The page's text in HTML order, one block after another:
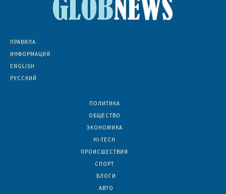
ПРАВИЛА
ИНФОРМАЦИЯ
ENGLISH
РУССКИЙ
ПОЛИТИКА
ОБЩЕСТВО
ЭКОНОМИКА
HI-TECH
ПРОИСШЕСТВИЯ
СПОРТ
БЛОГИ
АВТО